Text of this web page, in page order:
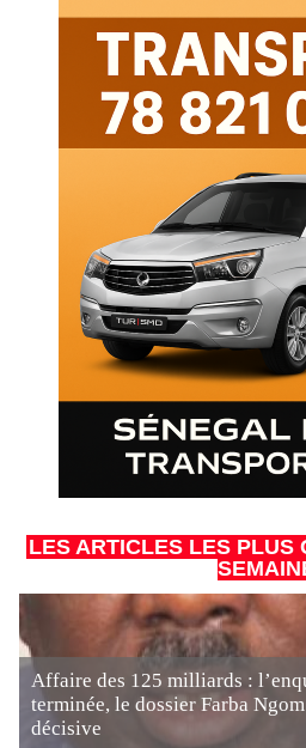
LES ARTICLES LES PLUS
Affaire des 125 milliards :
terminée, le dossier Farba
décisive